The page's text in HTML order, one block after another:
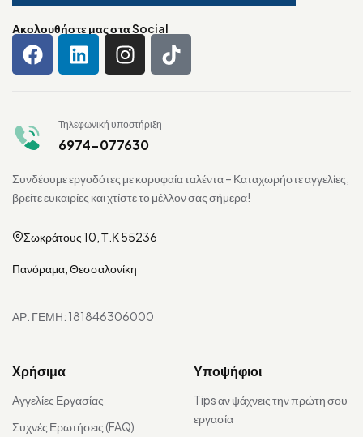
Ακολουθήστε μας στα Social
Τηλεφωνική υποστήριξη
6974-077630
Συνδέουμε εργοδότες με κορυφαία ταλέντα – Καταχωρήστε αγγελίες,
βρείτε ευκαιρίες και χτίστε το μέλλον σας σήμερα!
Σωκράτους 10, Τ.Κ 55236
Πανόραμα, Θεσσαλονίκη
ΑΡ. ΓΕΜΗ: 181846306000
Χρήσιμα
Αγγελίες Εργασίας
Συχνές Ερωτήσεις (FAQ)
Υποψήφιοι
Tips αν ψάχνεις την πρώτη σου
εργασία